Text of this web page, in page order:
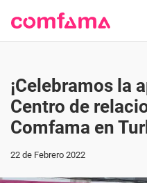
¡Celebramos la
Centro de
Comfama en
22 de Febrero 2022